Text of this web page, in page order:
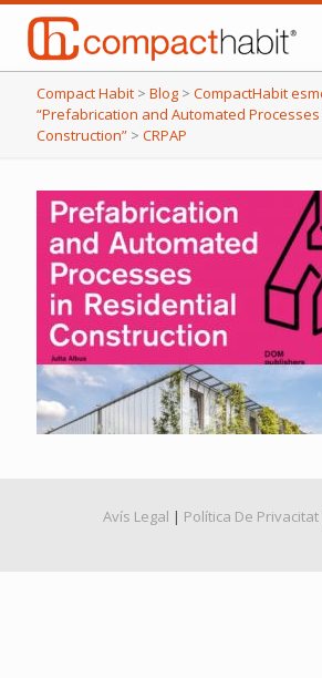
Compact Habit > Blog > CompactHabit
“Prefabrication and Automated
Construction” > CRPAP
Avís Legal | Política De Privacitat